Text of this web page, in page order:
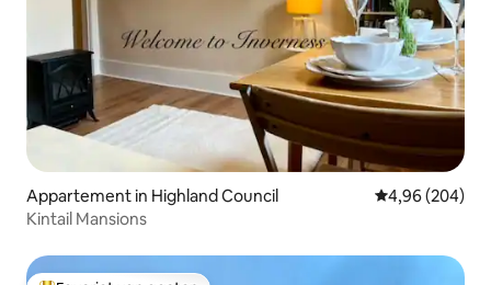
Appartement in Highland Council Gemiddelde
4,96 (204)
Kintail Mansions